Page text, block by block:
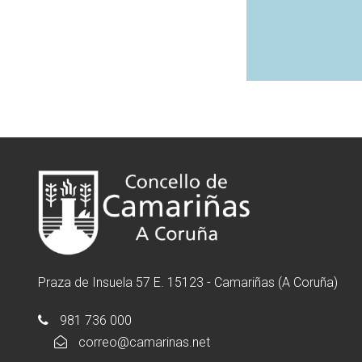
Praza de Insuela 57 E. 15123 - Camariñas (A Coruña)
981 736 000
correo@camarinas.net